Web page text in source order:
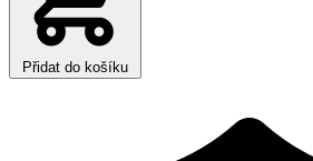
Přidat do košíku